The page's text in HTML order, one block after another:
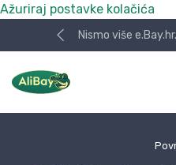
Ažuriraj postavke kolačića
Nismo više